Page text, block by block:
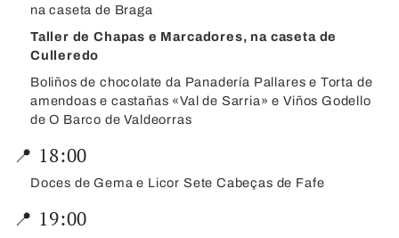
na caseta de Braga
Taller de Chapas e Marcadores, na caseta de
Culleredo
Boliños de chocolate da Panadería Pallares e Torta de
amendoas e castañas «Val de Sarria» e Viños Godello
de O Barco de Valdeorras
📍 18:00
Doces de Gema e Licor Sete Cabeças de Fafe
📍 19:00